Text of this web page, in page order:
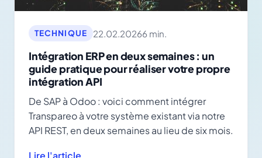
TECHNIQUE 22.02.20266 min.
Intégration ERP en deux semaines : un
guide pratique pour réaliser votre propre
intégration API
De SAP à Odoo : voici comment intégrer
Transpareo à votre système existant via notre
API REST, en deux semaines au lieu de six mois.
Lire l'article